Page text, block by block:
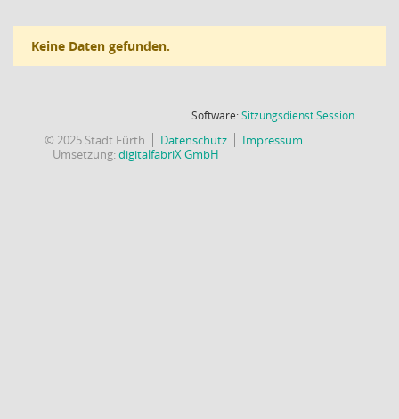
Keine Daten gefunden.
Software:SitzungsdienstSession(Wird in
© 2025 Stadt Fürth Datenschutz
Impressum
Umsetzung:digitalfabriX GmbH